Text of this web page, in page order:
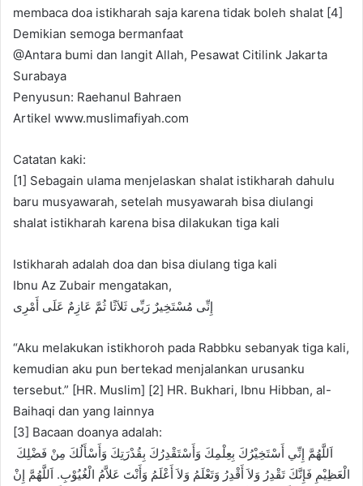
membaca doa istikharah saja karena tidak boleh shalat [4]
Demikian semoga bermanfaat
@Antara bumi dan langit Allah, Pesawat Citilink Jakarta
Surabaya
Penyusun: Raehanul Bahraen
Artikel www.muslimafiyah.com
Catatan kaki:
[1] Sebagain ulama menjelaskan shalat istikharah dahulu
baru musyawarah, setelah musyawarah bisa diulangi
shalat istikharah karena bisa dilakukan tiga kali
Istikharah adalah doa dan bisa diulang tiga kali
Ibnu Az Zubair mengatakan,
ﺇِﻧِّﻰ ﻣُﺴْﺘَﺨِﻴﺮٌ ﺭَﺑِّﻰ ﺛَﻼَﺛًﺎ ﺛُﻢَّ ﻋَﺎﺯِﻡٌ ﻋَﻠَﻰ ﺃَﻣْﺮِﻯ
“Aku melakukan istikhoroh pada Rabbku sebanyak tiga kali,
kemudian aku pun bertekad menjalankan urusanku
tersebut.” [HR. Muslim] [2] HR. Bukhari, Ibnu Hibban, al-
Baihaqi dan yang lainnya
[3] Bacaan doanya adalah:
ﺍﻟْﻌَﻈِﻴْﻢِ ﻓَﺈِﻧَّﻚَ ﺗَﻘْﺪِﺭُ ﻭَﻻَ ﺃَﻗْﺪِﺭُ ﻭَﺗَﻌْﻠَﻢُ ﻭَﻻَ ﺃَﻋْﻠَﻢُ ﻭَﺃَﻧْﺖَ ﻋَﻼَّﻡُ ﺍﻟْﻐُﻴُﻮْﺏِ. ﺍَﻟﻠَّﻬُﻢَّ ﺇِﻥْ